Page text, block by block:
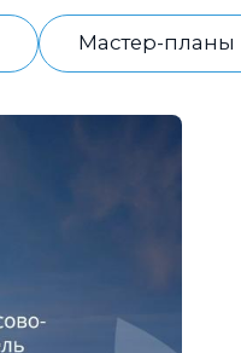
Мастер-планы